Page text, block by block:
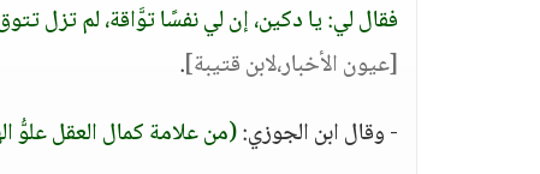
فقال لي: يا دكين، إن لي نفسًا توَّاقة، لم تزل تتوق
[عيون الأخبار،لابن قتيبة].
- وقال ابن الجوزي:(من علامة كمال العقل علوُّ